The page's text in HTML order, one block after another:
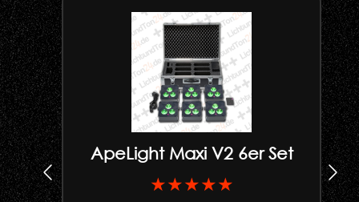
ApeLight Maxi V2 6er Set
★★★★★